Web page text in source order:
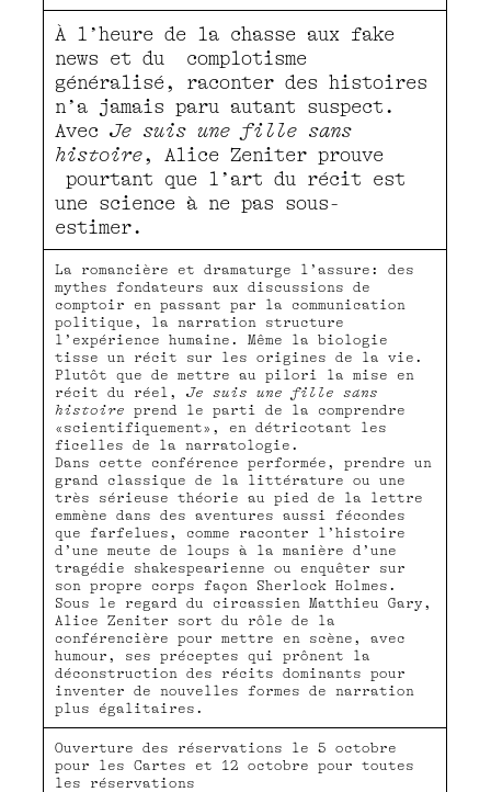
À l’heure de la chasse aux fake
news et du complotisme
généralisé, raconter des histoires
n’a jamais paru autant suspect.
Avec Je suis une fille sans
histoire, Alice Zeniter prouve
pourtant que l’art du récit est
une science à ne pas sous-
estimer.
La romancière et dramaturge l’assure: des
mythes fondateurs aux discussions de
comptoir en passant par la communication
politique, la narration structure
l’expérience humaine. Même la biologie
tisse un récit sur les origines de la vie.
Plutôt que de mettre au pilori la mise en
récit du réel, Je suis une fille sans
histoire prend le parti de la comprendre
«scientifiquement», en détricotant les
ficelles de la narratologie.
Dans cette conférence performée, prendre un
grand classique de la littérature ou une
très sérieuse théorie au pied de la lettre
emmène dans des aventures aussi fécondes
que farfelues, comme raconter l’histoire
d’une meute de loups à la manière d’une
tragédie shakespearienne ou enquêter sur
son propre corps façon Sherlock Holmes.
Sous le regard du circassien Matthieu Gary,
Alice Zeniter sort du rôle de la
conférencière pour mettre en scène, avec
humour, ses préceptes qui prônent la
déconstruction des récits dominants pour
inventer de nouvelles formes de narration
plus égalitaires.
Ouverture des réservations le 5 octobre
pour les Cartes et 12 octobre pour toutes
les réservations